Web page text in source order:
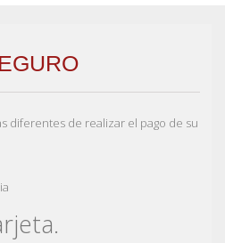
diferentes de realizar el pago de su